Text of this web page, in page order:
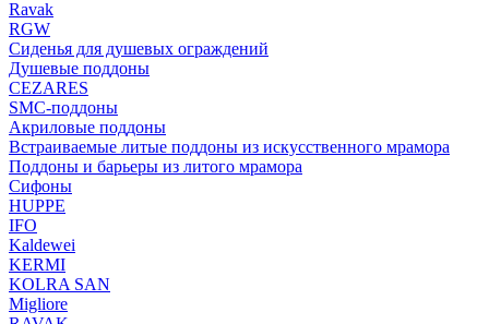
Ravak
RGW
Сиденья для душевых ограждений
Душевые поддоны
CEZARES
SMC-поддоны
Акриловые поддоны
Встраиваемые литые поддоны из искусственного мрамора
Поддоны и барьеры из литого мрамора
Сифоны
HUPPE
IFO
Kaldewei
KERMI
KOLRA SAN
Migliore